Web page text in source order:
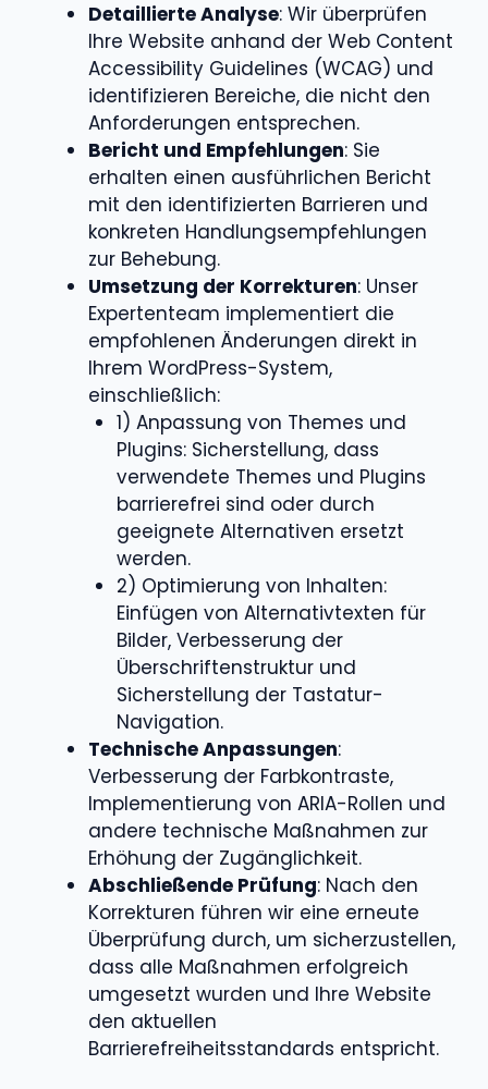
Detaillierte Analyse: Wir überprüfen
Ihre Website anhand der Web Content
Accessibility Guidelines (WCAG) und
identifizieren Bereiche, die nicht den
Anforderungen entsprechen. ​
Bericht und Empfehlungen: Sie
erhalten einen ausführlichen Bericht
mit den identifizierten Barrieren und
konkreten Handlungsempfehlungen
zur Behebung.​
Umsetzung der Korrekturen: Unser
Expertenteam implementiert die
empfohlenen Änderungen direkt in
Ihrem WordPress-System,
einschließlich:​
1) Anpassung von Themes und
Plugins: Sicherstellung, dass
verwendete Themes und Plugins
barrierefrei sind oder durch
geeignete Alternativen ersetzt
werden.​
2) Optimierung von Inhalten:
Einfügen von Alternativtexten für
Bilder, Verbesserung der
Überschriftenstruktur und
Sicherstellung der Tastatur-
Navigation.​
Technische Anpassungen:
Verbesserung der Farbkontraste,
Implementierung von ARIA-Rollen und
andere technische Maßnahmen zur
Erhöhung der Zugänglichkeit.​
Abschließende Prüfung: Nach den
Korrekturen führen wir eine erneute
Überprüfung durch, um sicherzustellen,
dass alle Maßnahmen erfolgreich
umgesetzt wurden und Ihre Website
den aktuellen
Barrierefreiheitsstandards entspricht.​